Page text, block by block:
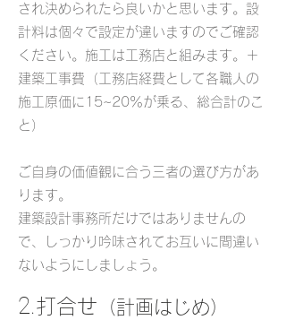
され決められたら良いかと思います。設
計料は個々で設定が違いますのでご確認
ください。施工は工務店と組みます。＋
建築工事費（工務店経費として各職人の
施工原価に15~20％が乗る、総合計のこ
と）
ご自身の価値観に合う三者の選び方があ
ります。
建築設計事務所だけではありませんの
で、しっかり吟味されてお互いに間違い
ないようにしましょう。
2.打合せ （計画はじめ）